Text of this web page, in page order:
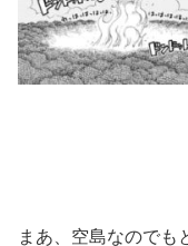
まあ、空島なのでも